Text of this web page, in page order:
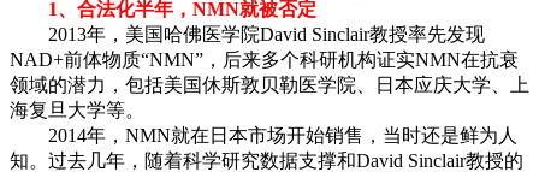
1、合法化半年，NMN就被否定
2013年，美国哈佛医学院David Sinclair教授率先发现
NAD+前体物质“NMN”，后来多个科研机构证实NMN在抗衰
领域的潜力，包括美国休斯敦贝勒医学院、日本应庆大学、上
海复旦大学等。
2014年，NMN就在日本市场开始销售，当时还是鲜为人
知。过去几年，随着科学研究数据支撑和David Sinclair教授的